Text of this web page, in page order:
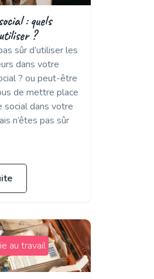
: quels
?
sûr d’utiliser les
dans votre
? ou peut-être
de mettre place
social dans votre
n’êtes pas sûr
au travail